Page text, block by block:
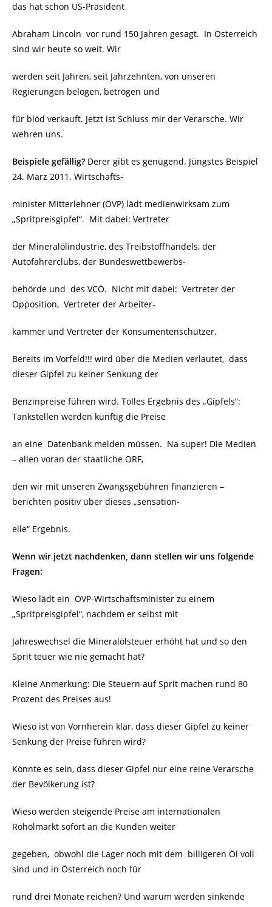
das hat schon US-Präsident
Abraham Lincoln vor rund 150 Jahren gesagt. In Österreich
sind wir heute so weit. Wir
werden seit Jahren, seit Jahrzehnten, von unseren
Regierungen belogen, betrogen und
für blöd verkauft. Jetzt ist Schluss mir der Verarsche. Wir
wehren uns.
Beispiele gefällig? Derer gibt es genügend. Jüngstes Beispiel
24. März 2011. Wirtschafts-
minister Mitterlehner (ÖVP) lädt medienwirksam zum
„Spritpreisgipfel“. Mit dabei: Vertreter
der Mineralölindustrie, des Treibstoffhandels, der
Autofahrerclubs, der Bundeswettbewerbs-
behörde und des VCÖ. Nicht mit dabei: Vertreter der
Opposition, Vertreter der Arbeiter-
kammer und Vertreter der Konsumentenschützer.
Bereits im Vorfeld!!! wird über die Medien verlautet, dass
dieser Gipfel zu keiner Senkung der
Benzinpreise führen wird. Tolles Ergebnis des „Gipfels“:
Tankstellen werden künftig die Preise
an eine Datenbank melden müssen. Na super! Die Medien
– allen voran der staatliche ORF,
den wir mit unseren Zwangsgebühren finanzieren –
berichten positiv über dieses „sensation-
elle“ Ergebnis.
Wenn wir jetzt nachdenken, dann stellen wir uns folgende
Fragen:
Wieso lädt ein ÖVP-Wirtschaftsminister zu einem
„Spritpreisgipfel“, nachdem er selbst mit
Jahreswechsel die Mineralölsteuer erhöht hat und so den
Sprit teuer wie nie gemacht hat?
Kleine Anmerkung: Die Steuern auf Sprit machen rund 80
Prozent des Preises aus!
Wieso ist von Vornherein klar, dass dieser Gipfel zu keiner
Senkung der Preise führen wird?
Könnte es sein, dass dieser Gipfel nur eine reine Verarsche
der Bevölkerung ist?
Wieso werden steigende Preise am internationalen
Rohölmarkt sofort an die Kunden weiter
gegeben, obwohl die Lager noch mit dem billigeren Öl voll
sind und in Österreich noch für
rund drei Monate reichen? Und warum werden sinkende